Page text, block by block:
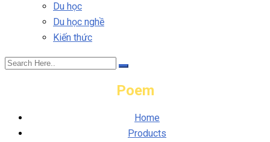
Du học
Du học nghề
Kiến thức
Poem
Home
Products